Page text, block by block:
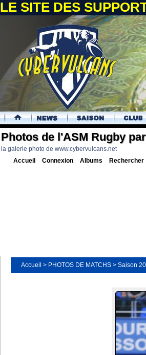
LE SITE DES
.
Photos de l'ASM Rugby
la galerie photo de www.cybervulcans.net
Accueil Connexion Albums Rechercher
Accueil > PHOTOS DE MATCHS > Saison